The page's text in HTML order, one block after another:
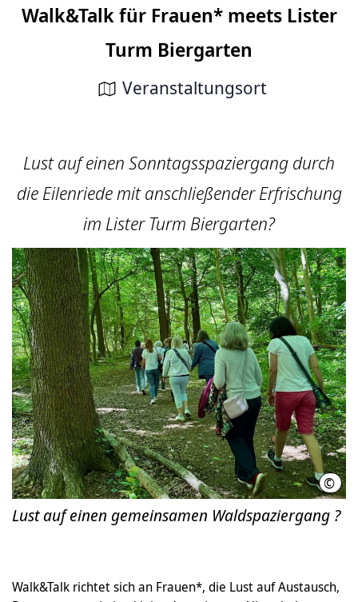
Walk&Talk für Frauen* meets Lister
Turm Biergarten
Veranstaltungsort
Lust auf einen Sonntagsspaziergang durch
die Eilenriede mit anschließender Erfrischung
im Lister Turm Biergarten?
©
Lust auf einen gemeinsamen Waldspaziergang ?
Walk&Talk richtet sich an Frauen*, die Lust auf Austausch,